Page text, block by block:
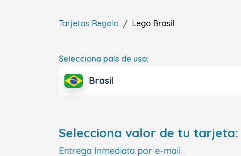
Tarjetas Regalo Lego Brasil
Selecciona país de uso:
Brasil
Selecciona valor de tu tarjeta:
Entrega Inmediata por e-mail.